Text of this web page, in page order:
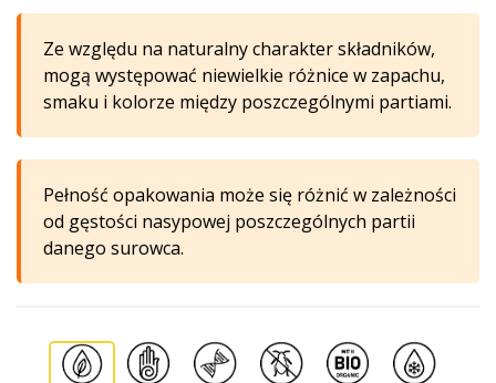
Ze względu na naturalny charakter składników,
mogą występować niewielkie różnice w zapachu,
smaku i kolorze między poszczególnymi partiami.
Pełność opakowania może się różnić w zależności
od gęstości nasypowej poszczególnych partii
danego surowca.